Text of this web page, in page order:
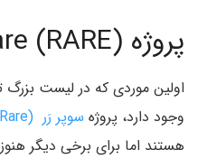
پروژه SuperRare (RARE)
وجود دارد، پروژه سوپر رَر (SuperRare)
هستند اما برای برخی دیگر